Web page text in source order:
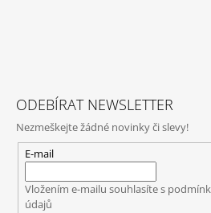
ODEBÍRAT NEWSLETTER
Nezmeškejte žádné novinky či slevy!
E-mail
Vložením e-mailu souhlasíte s
údajů